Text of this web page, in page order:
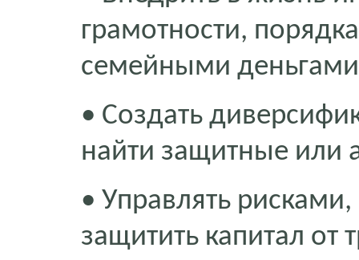
грамотности,
семейными деньгами
• Создать
найти защитные или
• Управлять рисками,
защитить капитал от